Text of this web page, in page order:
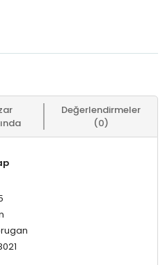
Değerlendirmeler
(0)